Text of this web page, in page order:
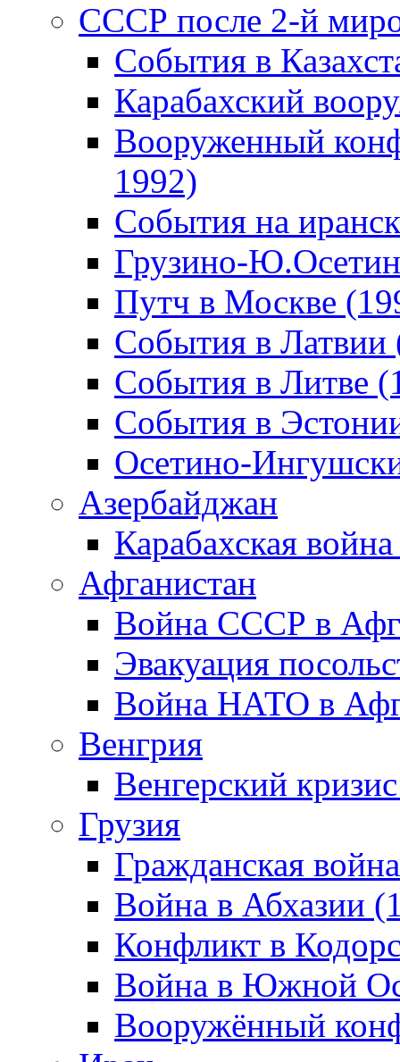
СССР после 2-й
События в
Карабахский
Вооруженный
1992)
События на
Грузино-
Путч в Москве
События в Латвии
События в Литве
События в
Осетино-
Азербайджан
Карабахская
Афганистан
Война СССР в
Эвакуация
Война НАТО в
Венгрия
Венгерский
Грузия
Гражданская
Война в Абхазии
Конфликт в
Война в Южной
Вооружённый